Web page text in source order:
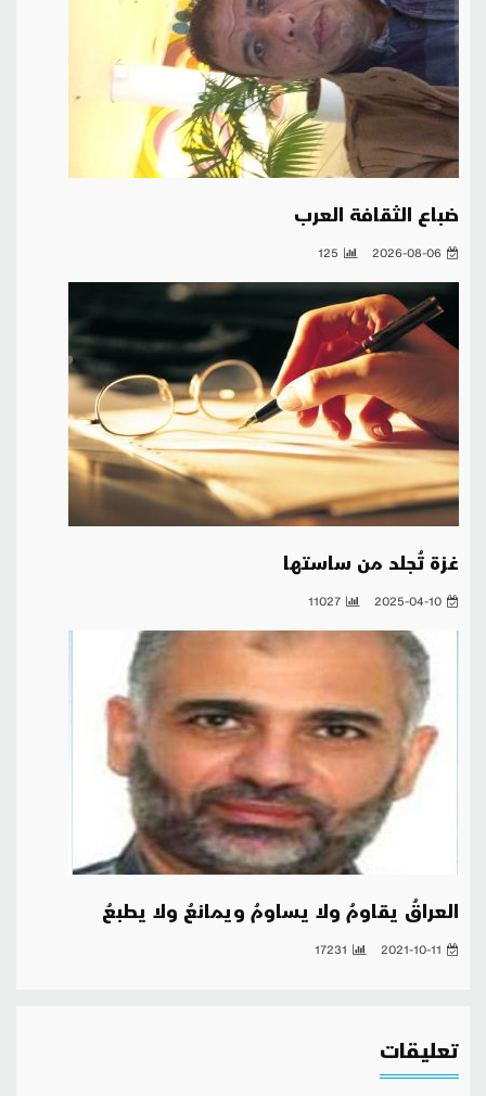
ضباع الثقافة العرب
2026-08-06
125
غزة تُجلد من ساستها
2025-04-10
11027
العراقُ يقاومُ ولا يساومُ ويمانعُ ولا يطبعُ
2021-10-11
17231
تعليقات